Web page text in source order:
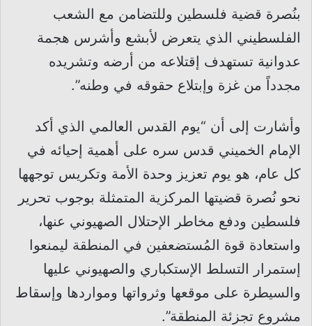
بنُصرة قضية فلسطين وللتضامن مع الشعب
الفلسطيني الذي يتعرض لأبشع وأشرس هجمة
عدوانية تستهدف إقتلاعه من أرضه وتشريده
مجدداً من غزة وإبتلاع حقوقه في وطنه”.
وأشارت إلى أن “يوم القدس العالمي الذي أكد
الإمام الخميني قدس سره على أهمية إحيائه في
كل عام، هو يوم تعزيز وحدة الأمة وتكريس توجهها
نحو نُصرة قضيتها المركزية المتمثلة بوجوب تحرير
فلسطين ودفع مخاطر الإحتلال الصهيوني عنها،
واستعادة قوة المُستضعفين في المنطقة ليمنعوا
إستمرار التسلط الإستكباري والصهيوني عليها
والسيطرة على موقعها وثرواتها ومواردها وإسقاط
مشروع تجزئة المنطقة”.